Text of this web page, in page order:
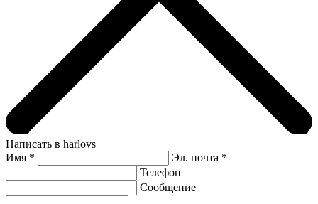
Написать в harlovs
Имя *
Эл. почта *
Телефон
Сообщение